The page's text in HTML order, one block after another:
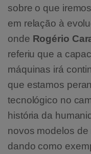
sobre o que
em relação à
onde Rogério
referiu que a
máquinas irá
que estamos
tecnológico no
história da
novos modelos
dando como